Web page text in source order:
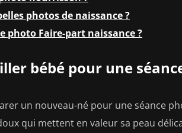
photos de naissance ?
photo Faire-part naissance ?
bébé pour une
un nouveau-né pour une séance
qui mettent en valeur sa peau